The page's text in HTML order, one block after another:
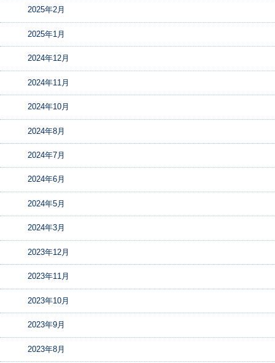
2025年2月
2025年1月
2024年12月
2024年11月
2024年10月
2024年8月
2024年7月
2024年6月
2024年5月
2024年3月
2023年12月
2023年11月
2023年10月
2023年9月
2023年8月